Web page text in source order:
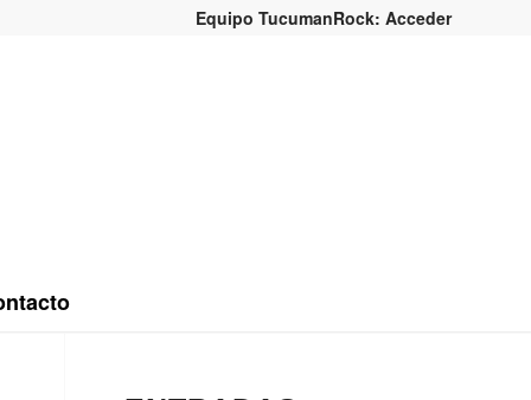
Equipo TucumanRock: Acceder